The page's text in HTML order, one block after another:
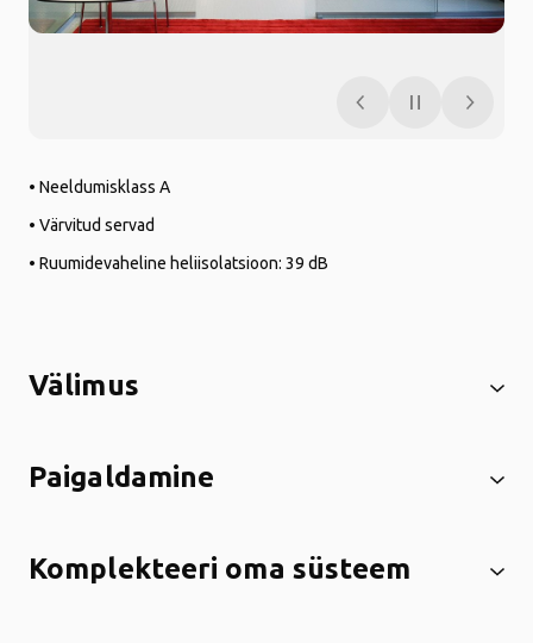
• Neeldumisklass A
• Värvitud servad
• Ruumidevaheline heliisolatsioon: 39 dB
Välimus
Paigaldamine
Komplekteeri oma süsteem